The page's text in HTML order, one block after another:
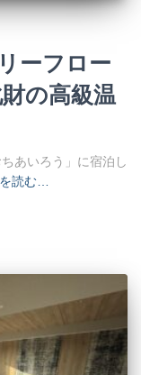
ーフロー
の高級温
あいろう」に宿泊し
読む…